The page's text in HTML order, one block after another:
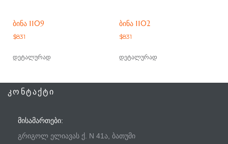
ᲑᲘᲜᲐ 1109
$831
დეტალურად
ᲑᲘᲜᲐ 1102
$831
დეტალურად
ᲙᲝᲜᲢᲐᲥᲢᲘ
ᲛᲘᲡᲐᲛᲐᲠᲗᲔᲑᲘ:
გრიგოლ ელიავას ქ. N 41ა, ბათუმი